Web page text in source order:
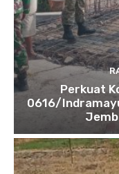
​Perkuat
0616/